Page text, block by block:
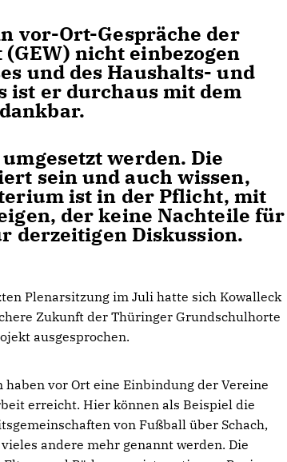
vor-Ort-Gespräche der
nicht einbezogen
und des Haushalts- und
ist er durchaus mit dem
werden. Die
sein und auch wissen,
ist in der Pflicht, mit
der keine Nachteile für
derzeitigen Diskussion.
Plenarsitzung im Juli hatte sich Kowalleck
Zukunft der Thüringer Grundschulhorte
ausgesprochen.
haben vor Ort eine Einbindung der Vereine
erreicht. Hier können als Beispiel die
von Fußball über Schach,
andere mehr genannt werden. Die